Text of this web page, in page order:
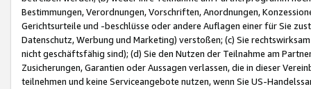
Bestimmungen, Verordnungen, Vorschriften, Anordnungen,
Gerichtsurteile und -beschlüsse oder andere Auflagen einer für Sie
Datenschutz, Werbung und Marketing) verstoßen; (c) Sie
nicht geschäftsfähig sind); (d) Sie den Nutzen der Teilnahme am
Zusicherungen, Garantien oder Aussagen verlassen, die in dieser
teilnehmen und keine Serviceangebote nutzen, wenn Sie US-